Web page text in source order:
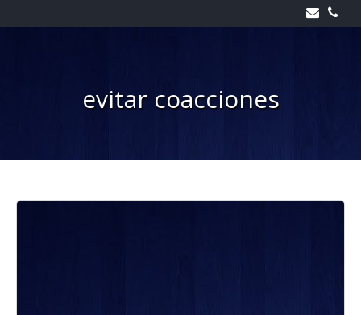
to
evitar coacciones